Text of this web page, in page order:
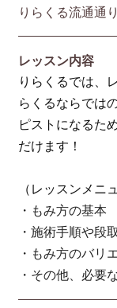
りらくる流通通
レッスン内容
りらくるでは、
らくるならでは
ピストになるた
だけます！
（レッスンメニ
・もみ方の基本
・施術手順や段
・もみ方のバリ
・その他、必要